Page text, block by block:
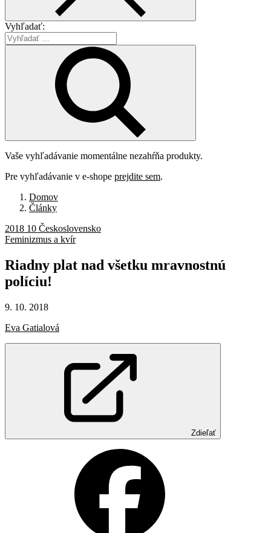
Vyhľadať:
Vaše vyhľadávanie momentálne nezahŕňa produkty.
Pre vyhľadávanie v e-shope prejdite sem.
Domov
Články
2018 10 Československo
Feminizmus a kvír
Riadny plat nad všetku mravnostnú
políciu!
9. 10. 2018
Eva Gatialová
Zdieľať